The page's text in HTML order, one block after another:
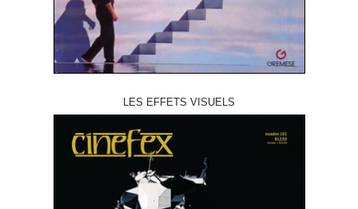
LES EFFETS VISUELS